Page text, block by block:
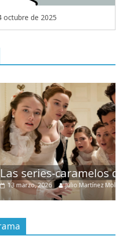
octubre de 2025
de Shondaland
Molina 0